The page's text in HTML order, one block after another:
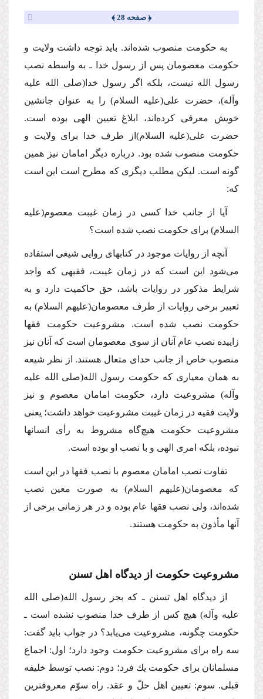
﴿ صفحه 28 ﴾
به حكومت منصوب شده‌اند. باید توجه داشت ولایت و
حكومت معصومان پس از رسول خدا ـ به واسطه نصب
رسول الله نیست، بلكه اگر رسول خدا(صلى الله علیه
وآله)، حضرت على(علیه السلام)را به عنوان جانشین
خویش معرفى كرده‌اند، ابلاغ تعیین الهى بوده است.
حضرت على(علیه السلام) از طرف خدا براى ولایت و
حكومت منصوب شده بود. درباره دیگر امامان نیز همین
گونه است. لیكن مطلب دیگرى كه مطرح است این است
كه:
آیا از جانب خدا كسى در زمان غیبت معصوم(علیه
السلام) براى حكومت نصب شده است؟
آنچه از روایات موجود در كتابهاى روایى شیعى استفاده
مى‌شود این است كه در زمان غیبت، فقیهى كه واجد
شرایط مذكور در روایات باشد، حق حاكمیت دارد و به
تعبیر برخى روایات از طرف معصومان(علیهم السلام) به
حكومت نصب شده است. مشروعیت حكومت فقها
زاییده نصب عام آنان از سوى معصومان است كه آنان نیز
منصوب خاص از جانب خداى متعال هستند. از نظر شیعه
به همان معیارى كه حكومت رسول الله(صلى الله علیه
وآله) مشروعیت دارد، حكومت امامان معصوم و نیز
ولایت فقیه در زمان غیبت مشروعیت خواهد داشت؛ یعنى
مشروعیت حكومت هیچ‌گاه مشروط به رأى انسانها
نبوده، بلكه امرى الهى و با نصب او بوده است.
تفاوت نصب امامان معصوم با نصب فقها در این است
كه معصومان(علیهم السلام) به صورت معین نصب
شده‌اند، ولى نصب فقها عام بوده و در هر زمانى برخى از
آنها مأذون به حكومت هستند.
مشروعیت حكومت از دیدگاه اهل تسنن
از دیدگاه اهل تسنن ـ كه بجز رسول الله(صلى الله
علیه وآله)هیچ كس از طرف خدا منصوب نشده است ـ
حكومت چگونه، مشروعیت مى‌یابد؟ در جواب باید گفت:
سه راه براى مشروعیت حكومت وجود دارد؛ اول: اجماع
مسلمانان براى حكومت یك فرد؛ دوم: نصب توسط خلیفه
قبلى. سوم: تعیین اهل حلّ و عقد. راه سوّم معروفترین